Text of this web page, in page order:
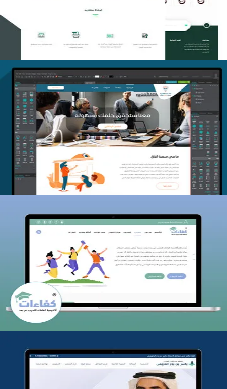
التفاصيل
منصة أفق للتدريب
التفاصيل
كفاءات للتدريب
التفاصيل
تطوير موقع المدرب ياسر الحزيمي